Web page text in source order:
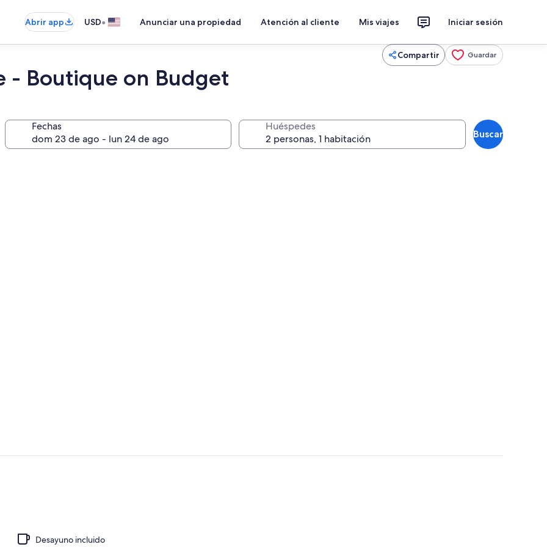
Abrir app USD• Anunciar una propiedad Atención al cliente Mis viajes Iniciar sesión
Compartir Guardar
- Boutique on Budget
Fechas Huéspedes
Buscar
Desayuno incluido